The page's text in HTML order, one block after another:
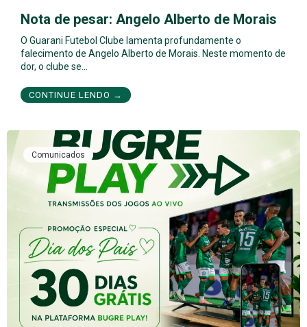
Nota de pesar: Angelo Alberto de Morais
O Guarani Futebol Clube lamenta profundamente o
falecimento de Angelo Alberto de Morais. Neste momento de
dor, o clube se…
CONTINUE LENDO →
Comunicados